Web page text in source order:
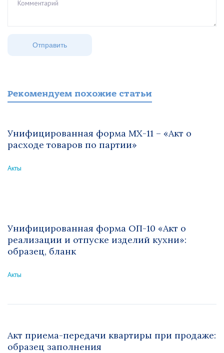
Рекомендуем похожие статьи
Унифицированная форма МХ-11 – «Акт о
расходе товаров по партии»
Акты
Унифицированная форма ОП-10 «Акт о
реализации и отпуске изделий кухни»:
образец, бланк
Акты
Акт приема-передачи квартиры при продаже:
образец заполнения